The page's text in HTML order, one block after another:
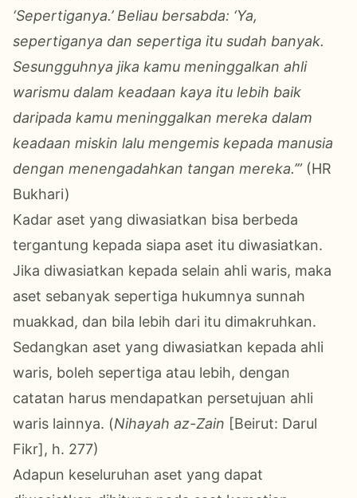
‘Sepertiganya.’ Beliau bersabda: ‘Ya,
sepertiganya dan sepertiga itu sudah banyak.
Sesungguhnya jika kamu meninggalkan ahli
warismu dalam keadaan kaya itu lebih baik
daripada kamu meninggalkan mereka dalam
keadaan miskin lalu mengemis kepada manusia
dengan menengadahkan tangan mereka.’”(HR
Bukhari)
Kadar aset yang diwasiatkan bisa berbeda
tergantung kepada siapa aset itu diwasiatkan.
Jika diwasiatkan kepada selain ahli waris, maka
aset sebanyak sepertiga hukumnya sunnah
muakkad, dan bila lebih dari itu dimakruhkan.
Sedangkan aset yang diwasiatkan kepada ahli
waris, boleh sepertiga atau lebih, dengan
catatan harus mendapatkan persetujuan ahli
waris lainnya. (Nihayah az-Zain [Beirut: Darul
Fikr], h. 277)
Adapun keseluruhan aset yang dapat